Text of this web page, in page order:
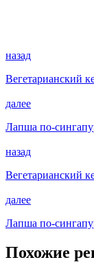
назад
Вегетарианский
далее
Лапша по-
назад
Вегетарианский
далее
Лапша по-
Похожие